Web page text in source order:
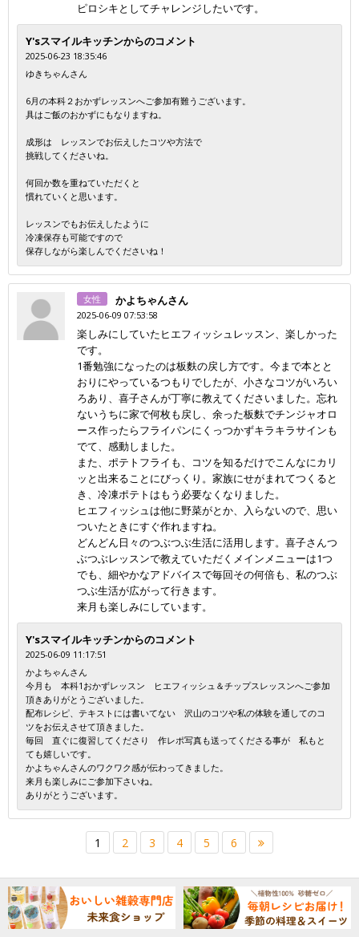
ピロシキとしてチャレンジしたいです。
Y'sスマイルキッチンからのコメント
2025-06-23 18:35:46
ゆきちゃんさん
6月の本科２おかずレッスンへご参加有難うございます。
具はご飯のおかずにもなりますね。
成形は レッスンでお伝えしたコツや方法で
挑戦してくださいね。
何回か数を重ねていただくと
慣れていくと思います。
レッスンでもお伝えしたように
冷凍保存も可能ですので
保存しながら楽しんでくださいね！
女性 かよちゃんさん
2025-06-09 07:53:58
楽しみにしていたヒエフィッシュレッスン、楽しかった
です。
1番勉強になったのは板麩の戻し方です。今まで本とと
おりにやっているつもりでしたが、小さなコツがいろい
ろあり、喜子さんが丁寧に教えてくださいました。忘れ
ないうちに家で何枚も戻し、余った板麩でチンジャオロ
ース作ったらフライパンにくっつかずキラキラサインも
でて、感動しました。
また、ポテトフライも、コツを知るだけでこんなにカリ
ッと出来ることにびっくり。家族にせがまれてつくると
き、冷凍ポテトはもう必要なくなりました。
ヒエフィッシュは他に野菜がとか、入らないので、思い
ついたときにすぐ作れますね。
どんどん日々のつぶつぶ生活に活用します。喜子さんつ
ぶつぶレッスンで教えていただくメインメニューは1つ
でも、細やかなアドバイスで毎回その何倍も、私のつぶ
つぶ生活が広がって行きます。
来月も楽しみにしています。
Y'sスマイルキッチンからのコメント
2025-06-09 11:17:51
かよちゃんさん
今月も 本科1おかずレッスン ヒエフィッシュ＆チップスレッスンへご参加
頂きありがとうございました。
配布レシピ、テキストには書いてない 沢山のコツや私の体験を通してのコ
ツをお伝えさせて頂きました。
毎回 直ぐに復習してくださり 作レポ写真も送ってくださる事が 私もと
ても嬉しいです。
かよちゃんさんのワクワク感が伝わってきました。
来月も楽しみにご参加下さいね。
ありがとうございます。
1 2 3 4 5 6